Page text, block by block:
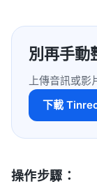
別再手動
上傳音訊或
下載
操作步驟：